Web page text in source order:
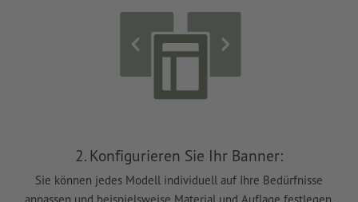
2. Konfigurieren Sie Ihr Banner:
Sie können jedes Modell individuell auf Ihre Bedürfnisse
anpassen und beispielsweise Material und Auflage festlegen.